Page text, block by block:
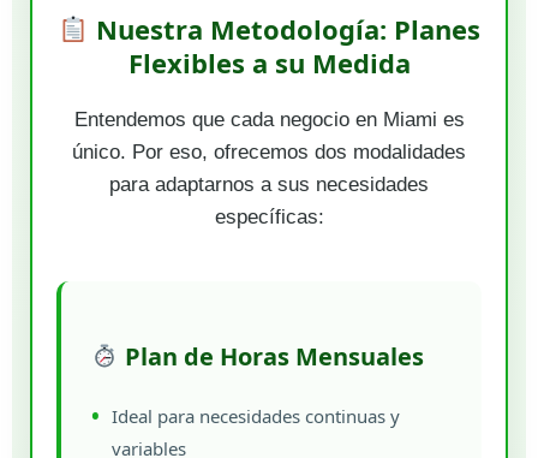
Nuestra Metodología: Planes
Flexibles a su Medida
Entendemos que cada negocio en Miami es
único. Por eso, ofrecemos dos modalidades
para adaptarnos a sus necesidades
específicas:
Plan de Horas Mensuales
Ideal para necesidades continuas y
variables